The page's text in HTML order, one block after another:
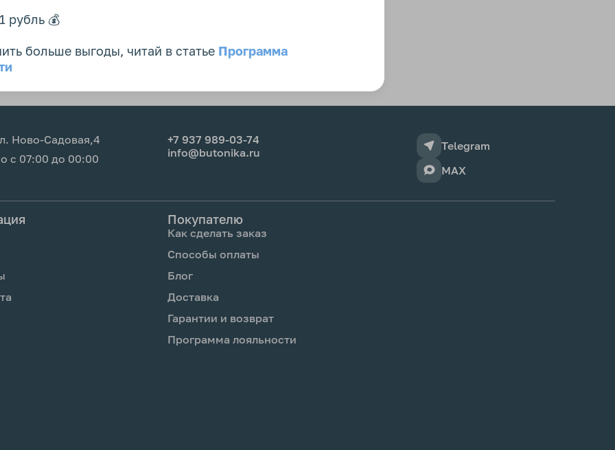
помой ее
на 2/3 высоты
или горячей.
секатором под
30 секунд
месте. Не
у
сквозняках, не
средством,
срез. На 2-
получил с
Ново-Садовая,4
с 07:00 до 00:00
+7 937 989-03-74
info@butonika.ru
Telegram
MAX
Покупателю
Как сделать заказ
Способы оплаты
Блог
Доставка
Гарантии и возврат
Программа лояльности
рубль 💰
больше выгоды, читай в статье Программа